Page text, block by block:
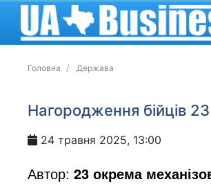
Головна Держава
Нагородження бійців
24 травня 2025, 13:00
Автор:23 окрема